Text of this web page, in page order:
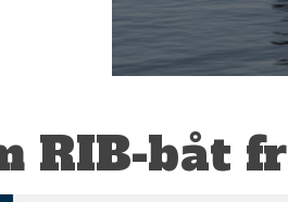
RIB-båt